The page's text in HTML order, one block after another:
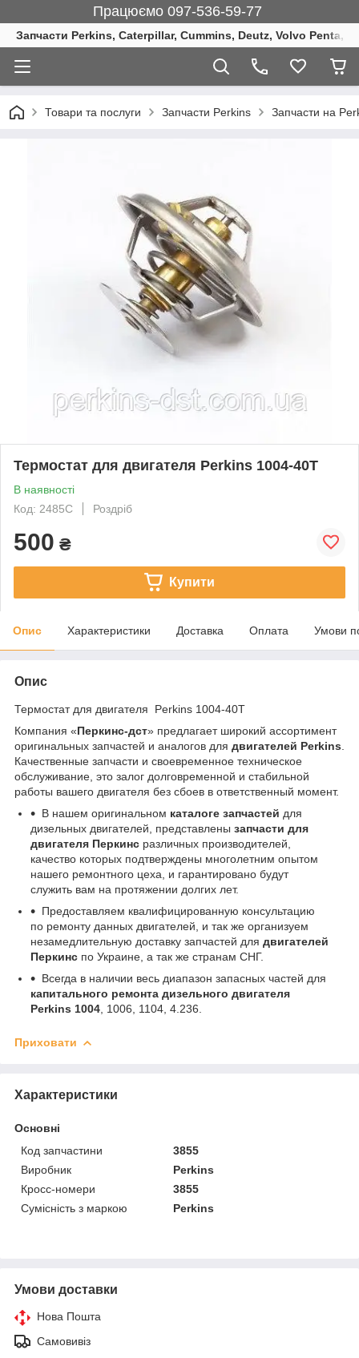
Працюємо 097-536-59-77
Запчасти Perkins, Caterpillar, Cummins, Deutz, Volvo Penta,
Товари та послуги Запчасти Perkins Запчасти на
Термостат для двигателя Perkins 1004-40T
В наявності
Код: 2485C
Роздріб
500 ₴
Купити
Опис Характеристики Доставка Оплата Умови
Опис
Термостат для двигателя Perkins 1004-40T
Компания «Перкинс-дст» предлагает широкий ассортимент
оригинальных запчастей и аналогов для двигателей Perkins
Качественные запчасти и своевременное техническое
обслуживание, это залог долговременной и стабильной
работы вашего двигателя без сбоев в ответственный момент.
В нашем оригинальном каталоге запчастей для
дизельных двигателей, представлены запчасти для
двигателя Перкинс различных производителей,
качество которых подтверждены многолетним опытом
нашего ремонтного цеха, и гарантировано будут
служить вам на протяжении долгих лет.
Предоставляем квалифицированную консультацию
по ремонту данных двигателей, и так же организуем
незамедлительную доставку запчастей для двигателей
Перкинс по Украине, а так же странам СНГ.
Всегда в наличии весь диапазон запасных частей для
капитального ремонта дизельного двигателя
Perkins 1004 , 1006, 1104, 4.236.
Приховати
Характеристики
Основні
Код запчастини
3855
Виробник
Perkins
Кросс-номери
3855
Сумісність з маркою
Perkins
Умови доставки
Нова Пошта
Самовивіз